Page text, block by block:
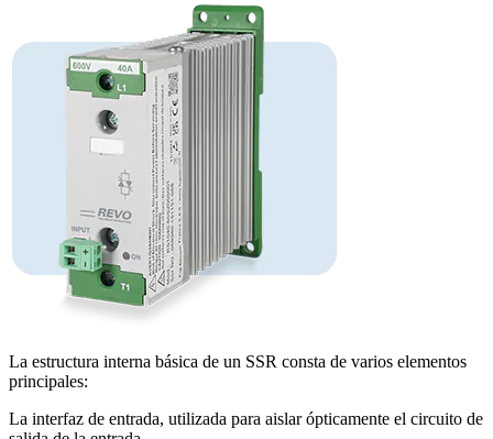
La estructura interna básica de un SSR consta de varios elementos
principales:
La interfaz de entrada, utilizada para aislar ópticamente el circuito de